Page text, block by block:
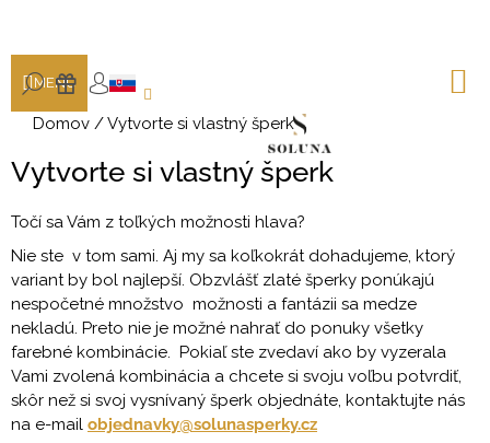
obsah
HĽADAŤ
DÁRKY
PRIHLÁSENIE
MENU
Domov /Vytvorte si vlastný šperk
Vytvorte si vlastný šperk
Točí sa Vám z toľkých možnosti hlava?
Nie ste v tom sami. Aj my sa koľkokrát dohadujeme, ktorý
variant by bol najlepší. Obzvlášť zlaté šperky ponúkajú
nespočetné množstvo možnosti a fantázii sa medze
nekladú. Preto nie je možné nahrať do ponuky všetky
farebné kombinácie. Pokiaľ ste zvedaví ako by vyzerala
Vami zvolená kombinácia a chcete si svoju voľbu potvrdiť,
skôr než si svoj vysnívaný šperk objednáte, kontaktujte nás
na e-mail objednavky@solunasperky.cz
Č
p
t
r
e
b
u
j
e
t